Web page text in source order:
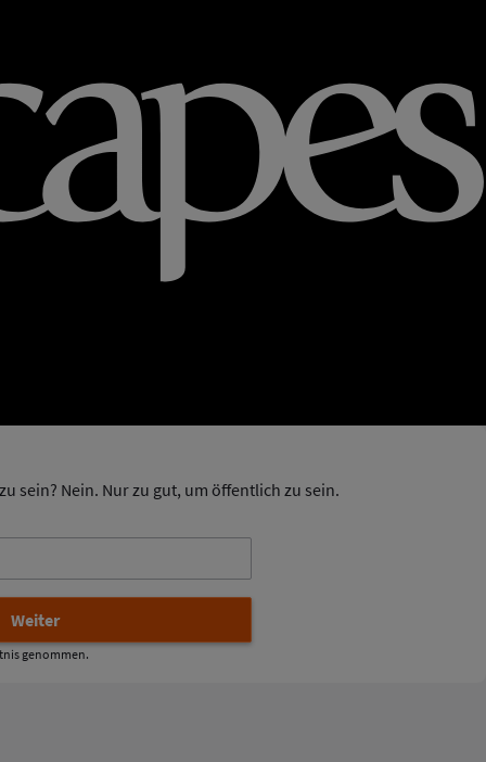
sein? Nein. Nur zu gut, um öffentlich zu sein.
genommen.